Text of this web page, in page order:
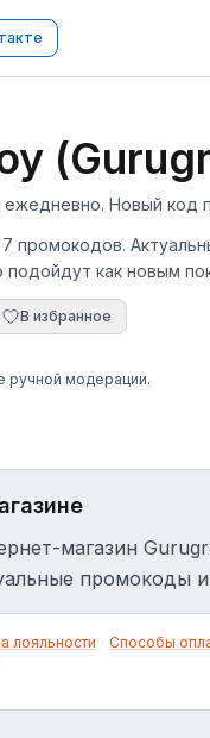
Новый код
промокодов.
как новым
В избранное
ручной модерации.
магазин
промокоды
лояльности · Способы